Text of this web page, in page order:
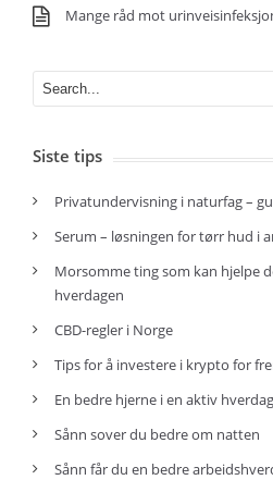
Mange råd mot
Siste tips
Privatundervisning i naturfag –
Serum – løsningen for tørr hud i
Morsomme ting som kan hjelpe
hverdagen
CBD-regler i Norge
Tips for å investere i krypto for
En bedre hjerne i en aktiv hverdag
Sånn sover du bedre om natten
Sånn får du en bedre